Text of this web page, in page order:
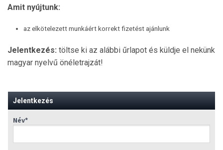
Amit nyújtunk:
az elkötelezett munkáért korrekt fizetést ajánlunk
Jelentkezés: töltse ki az alábbi űrlapot és küldje el nekünk
magyar nyelvű önéletrajzát!
Jelentkezés
Név*